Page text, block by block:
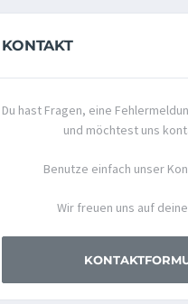
KONTAKT
Du hast Fragen, eine
und möchtest uns
Benutze einfach unser
Wir freuen uns auf